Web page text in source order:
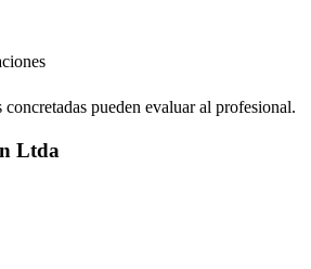
pueden evaluar al profesional.
Ltda